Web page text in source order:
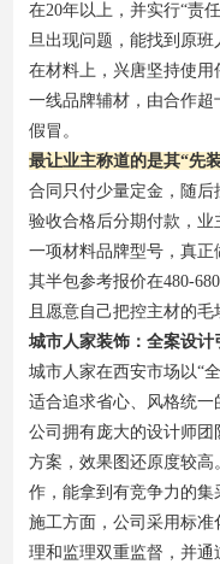
在20年以上，并实行“责
旦出现问题，能找到原班
在材料上，兴唐坚持使
一线品牌辅材，由合作
假冒。
最让业主称道的是其“先
合同只付少量定金，随
验收合格后分期付款，
一项材料品牌型号，真正
其半包参考报价在480-
且愿意自己把控主材的毛
城市人家装饰：全案设计
城市人家在西安市场以“
适合追求省心、风格统一
公司拥有庞大的设计师
方案，效果图还原度较
作，能拿到有竞争力的集
施工方面，公司采用标
理和监理双重监督，并通